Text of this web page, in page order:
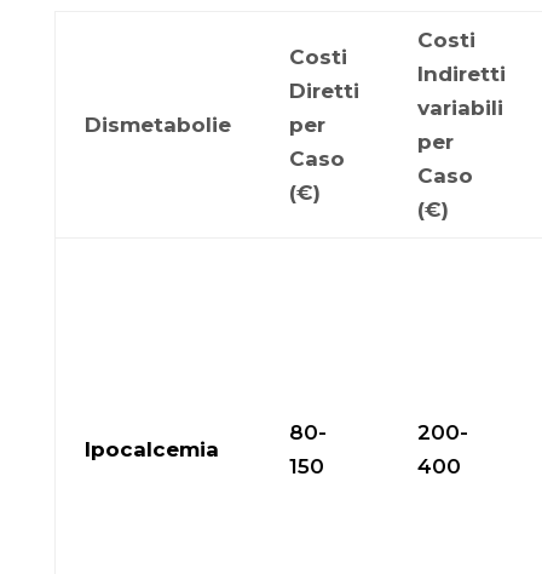
Dismetabolie
Costi
Diretti
per
Caso
(€)
Costi
Indiretti
variabili
per
Caso
(€)
Ipocalcemia
80-
150
200-
400